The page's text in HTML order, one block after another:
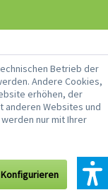
Betrieb der
Andere Cookies,
erhöhen, der
anderen Websites und
nur mit Ihrer
Konfigurieren